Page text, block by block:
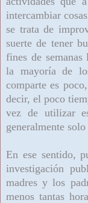
intercambiar
se trata de
suerte de tener
fines de
la mayoría de
comparte es
decir, el poco
vez de utilizar
generalmente
En ese sentido,
investigación
madres y los
menos tantas